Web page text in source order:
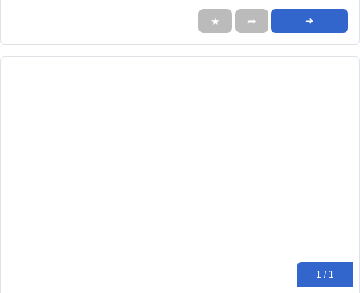
★ ➦ ➜
1 / 1